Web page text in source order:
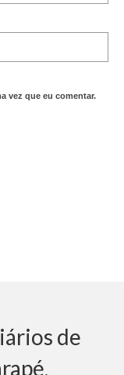
vez que eu comentar.
de